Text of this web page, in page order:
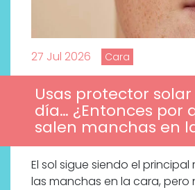
27 Jul 2026 Cara
Usas protector
día… ¿Entonces por
salen manchas en
El sol sigue siendo el
las manchas en la cara, pero